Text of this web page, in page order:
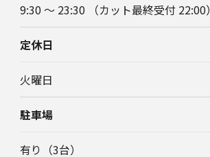
9:30 〜 23:30 （カット最終受付 22:00）
定休日
火曜日
駐車場
有り（3台）